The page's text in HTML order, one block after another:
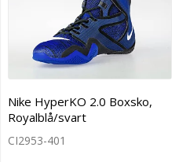
Nike HyperKO 2.0 Boxsko,
Royalblå/svart
CI2953-401